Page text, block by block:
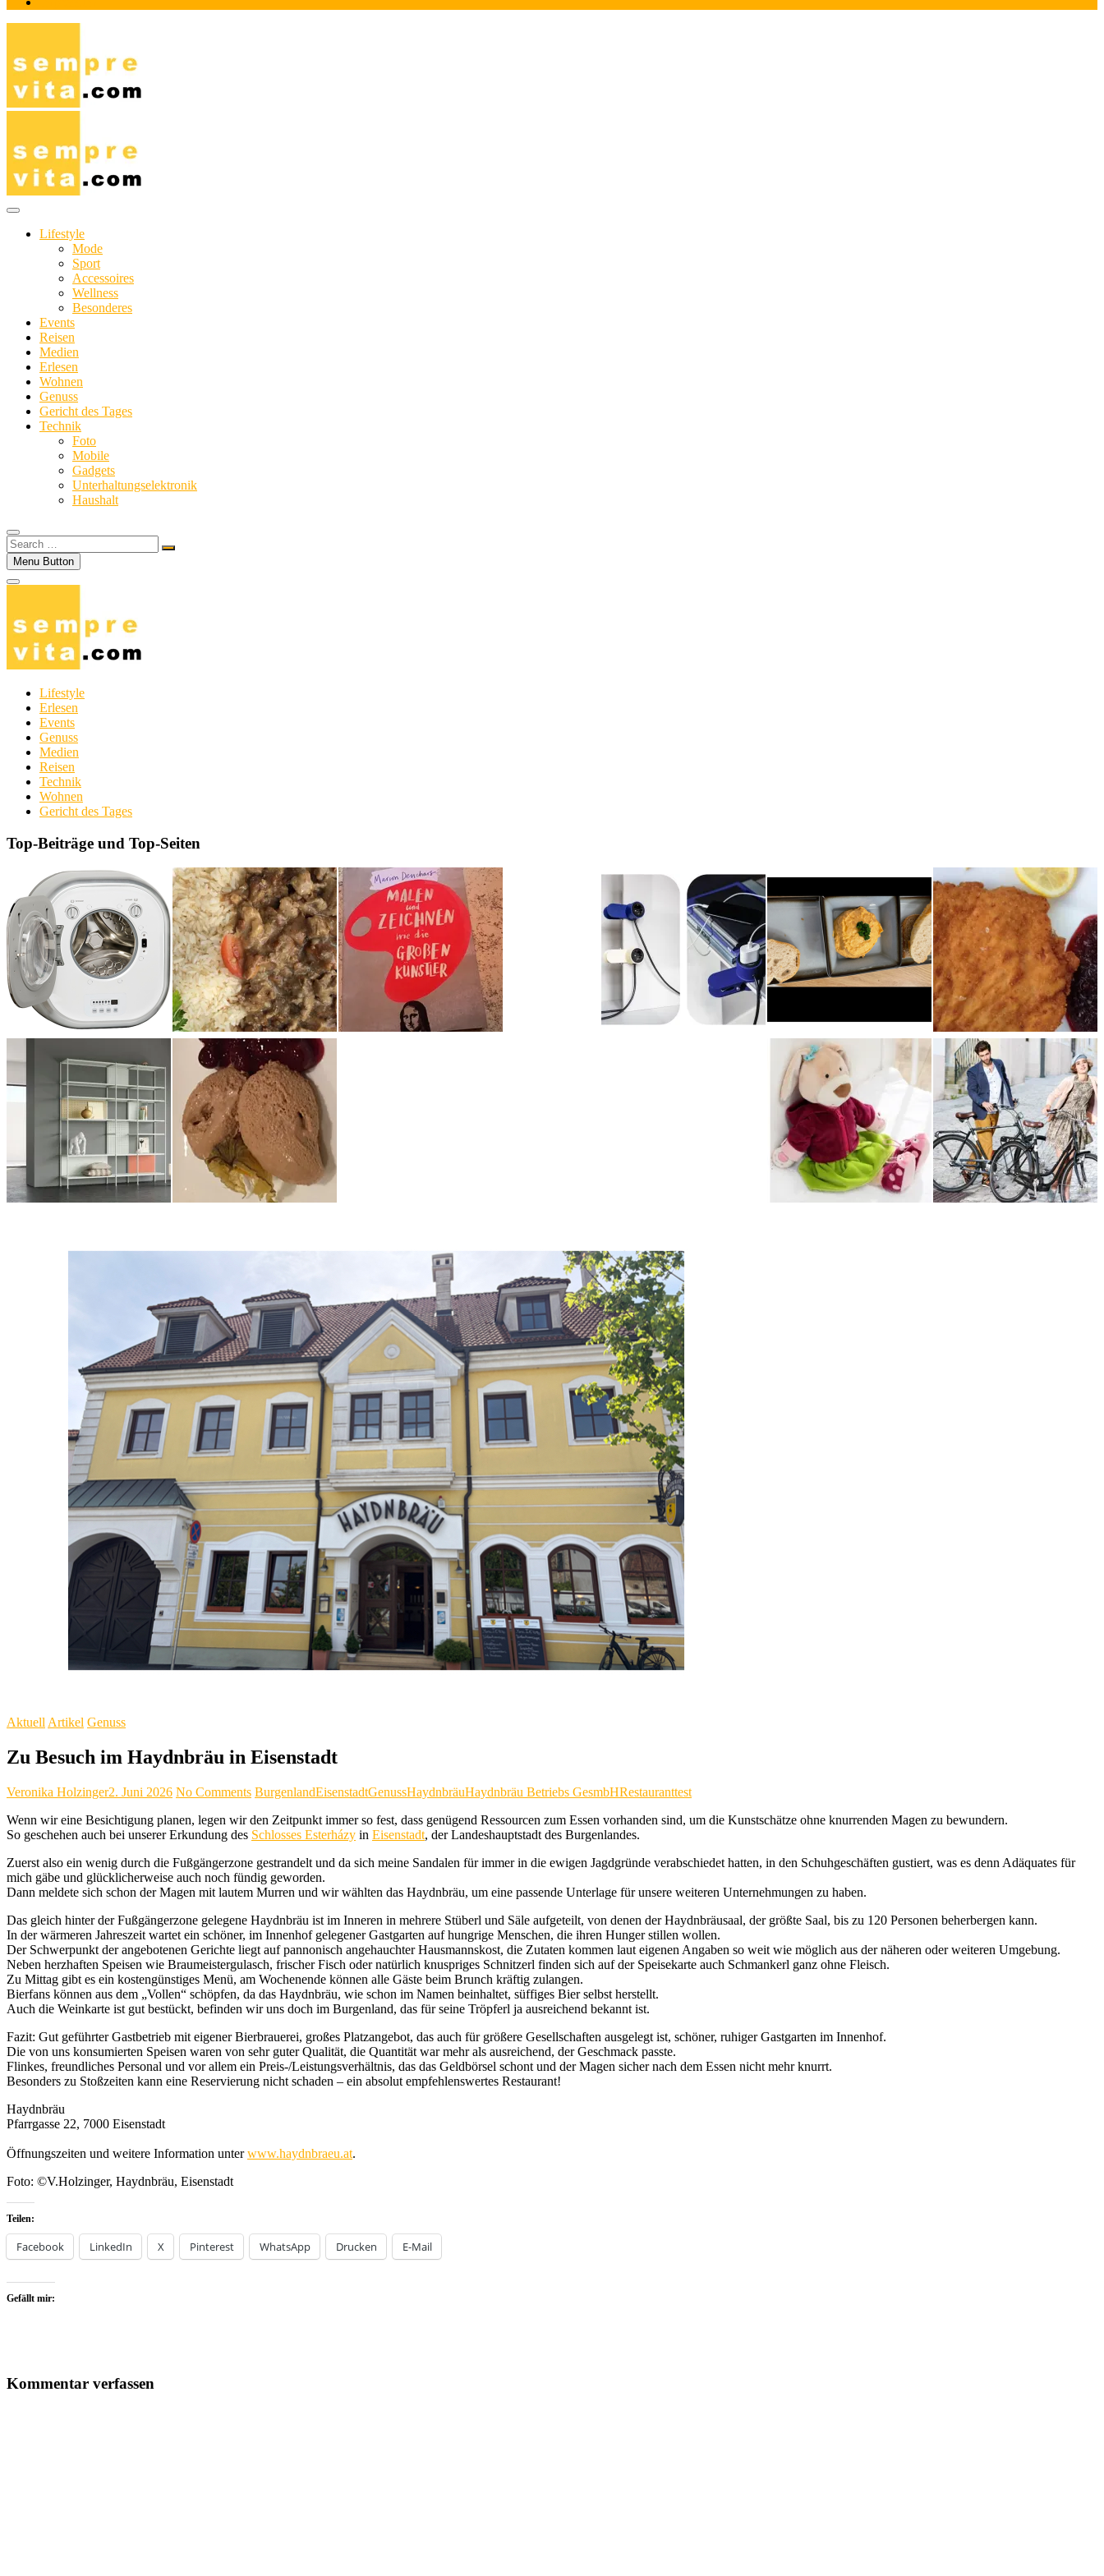
Lifestyle
Mode
Sport
Accessoires
Wellness
Besonderes
Events
Reisen
Medien
Erlesen
Wohnen
Genuss
Gericht des Tages
Technik
Foto
Mobile
Gadgets
Unterhaltungselektronik
Haushalt
Search
…Menu Button
Lifestyle
Erlesen
Events
Genuss
Medien
Reisen
Technik
Wohnen
Gericht des Tages
Top-Beiträge und Top-Seiten
AktuellArtikel Genuss
Zu Besuch im Haydnbräu in Eisenstadt
Veronika Holzinger2. Juni 2026 No Comments BurgenlandEisenstadtGenussHaydnbräuHaydnbräu Betriebs GesmbHRestauranttest
Wenn wir eine Besichtigung planen, legen wir den Zeitpunkt immer so fest, dass genügend Ressourcen zum Essen vorhanden sind, um die Kunstschätze ohne knurrenden Magen zu bewundern.
So geschehen auch bei unserer Erkundung des Schlosses Esterházy in Eisenstadt, der Landeshauptstadt des Burgenlandes.
Zuerst also ein wenig durch die Fußgängerzone gestrandelt und da sich meine Sandalen für immer in die ewigen Jagdgründe verabschiedet hatten, in den Schuhgeschäften gustiert, was es denn Adäquates für
mich gäbe und glücklicherweise auch noch fündig geworden.
Dann meldete sich schon der Magen mit lautem Murren und wir wählten das Haydnbräu, um eine passende Unterlage für unsere weiteren Unternehmungen zu haben.
Das gleich hinter der Fußgängerzone gelegene Haydnbräu ist im Inneren in mehrere Stüberl und Säle aufgeteilt, von denen der Haydnbräusaal, der größte Saal, bis zu 120 Personen beherbergen kann.
In der wärmeren Jahreszeit wartet ein schöner, im Innenhof gelegener Gastgarten auf hungrige Menschen, die ihren Hunger stillen wollen.
Der Schwerpunkt der angebotenen Gerichte liegt auf pannonisch angehauchter Hausmannskost, die Zutaten kommen laut eigenen Angaben so weit wie möglich aus der näheren oder weiteren Umgebung.
Neben herzhaften Speisen wie Braumeistergulasch, frischer Fisch oder natürlich knuspriges Schnitzerl finden sich auf der Speisekarte auch Schmankerl ganz ohne Fleisch.
Zu Mittag gibt es ein kostengünstiges Menü, am Wochenende können alle Gäste beim Brunch kräftig zulangen.
Bierfans können aus dem „Vollen“ schöpfen, da das Haydnbräu, wie schon im Namen beinhaltet, süffiges Bier selbst herstellt.
Auch die Weinkarte ist gut bestückt, befinden wir uns doch im Burgenland, das für seine Tröpferl ja ausreichend bekannt ist.
Fazit: Gut geführter Gastbetrieb mit eigener Bierbrauerei, großes Platzangebot, das auch für größere Gesellschaften ausgelegt ist, schöner, ruhiger Gastgarten im Innenhof.
Die von uns konsumierten Speisen waren von sehr guter Qualität, die Quantität war mehr als ausreichend, der Geschmack passte.
Flinkes, freundliches Personal und vor allem ein Preis-/Leistungsverhältnis, das das Geldbörsel schont und der Magen sicher nach dem Essen nicht mehr knurrt.
Besonders zu Stoßzeiten kann eine Reservierung nicht schaden – ein absolut empfehlenswertes Restaurant!
Haydnbräu
Pfarrgasse 22, 7000 Eisenstadt
Öffnungszeiten und weitere Information unterwww.haydnbraeu.at.
Foto: ©V.Holzinger, Haydnbräu, Eisenstadt
Teilen:
Facebook LinkedIn X Pinterest WhatsApp Drucken E-Mail
Gefällt mir:
Kommentar verfassen